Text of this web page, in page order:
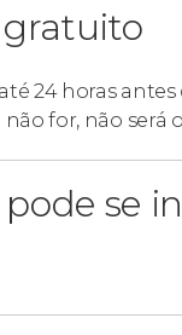
24 horas
for, não será
se